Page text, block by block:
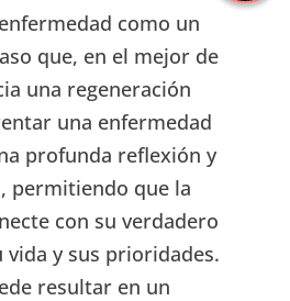
como un
que, en el mejor de
una regeneración
una enfermedad
profunda reflexión y
permitiendo que la
con su verdadero
vida y sus prioridades.
resultar en un